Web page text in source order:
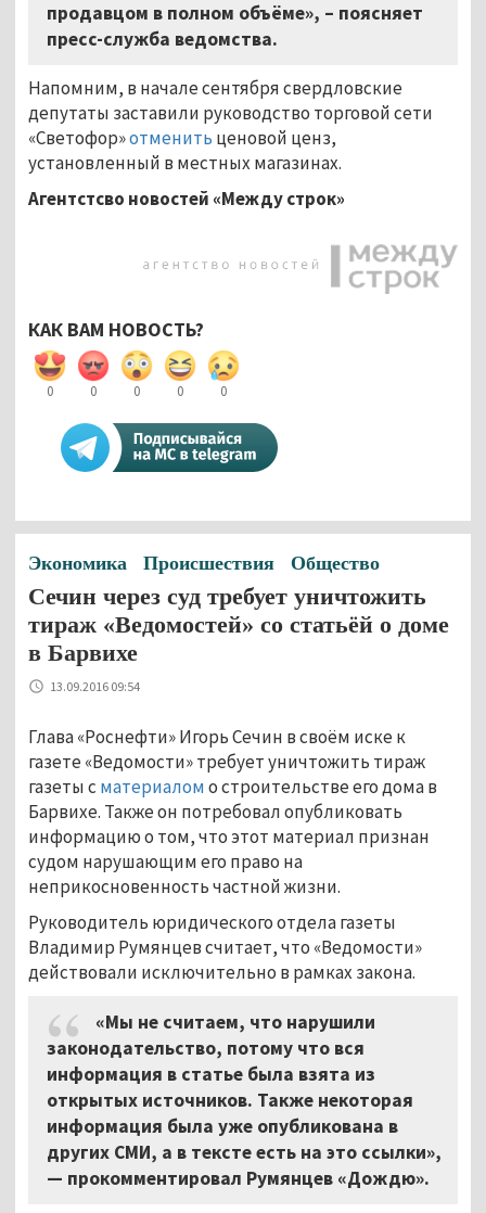
продавцом в полном объёме», – поясняет
пресс-служба ведомства.
Напомним, в начале сентября свердловские
депутаты заставили руководство торговой сети
«Светофор»отменить ценовой ценз,
установленный в местных магазинах.
Агентстсво новостей «Между строк»
КАК ВАМ НОВОСТЬ?
0 0 0 0 0
Экономика Происшествия Общество
Сечин через суд требует уничтожить
тираж «Ведомостей» со статьёй о доме
в Барвихе
13.09.2016 09:54
Глава «Роснефти» Игорь Сечин в своём иске к
газете «Ведомости» требует уничтожить тираж
газеты с материаломо строительстве его дома в
Барвихе. Также он потребовал опубликовать
информацию о том, что этот материал признан
судом нарушающим его право на
неприкосновенность частной жизни.
Руководитель юридического отдела газеты
Владимир Румянцев считает, что «Ведомости»
действовали исключительно в рамках закона.
«Мы не считаем, что нарушили
законодательство, потому что вся
информация в статье была взята из
открытых источников. Также некоторая
информация была уже опубликована в
других СМИ, а в тексте есть на это ссылки»,
— прокомментировал Румянцев «Дождю».